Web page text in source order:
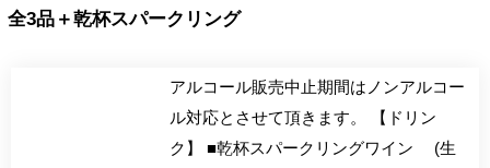
全3品＋乾杯スパークリング
アルコール販売中止期間はノンアルコー
ル対応とさせて頂きます。 【ドリン
ク】 ■乾杯スパークリングワイン (生